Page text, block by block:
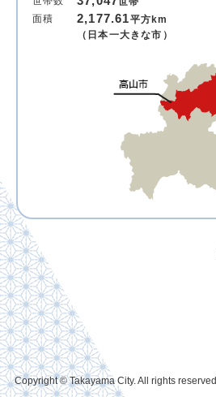
面積
2,177.61平方km
（日本一大きな市）
Copyright © Takayama City. All rights reserved.